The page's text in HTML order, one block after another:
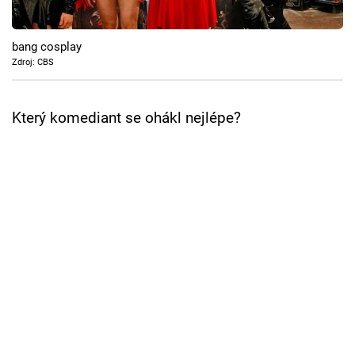
Cool Esport
Pořady
bang cosplay
Zdroj: CBS
Který komediant se ohákl nejlépe?